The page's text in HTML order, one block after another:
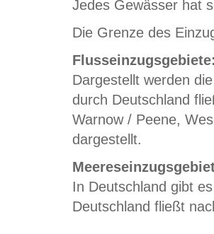
Jedes Gewässer hat
Die Grenze des
Dargestellt werden
durch Deutschland
Warnow / Peene,
dargestellt.
In Deutschland gibt
Deutschland fließt